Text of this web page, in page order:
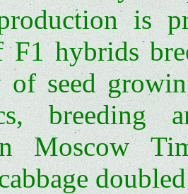
is
F1 hybrids
of seed
breeding
Moscow